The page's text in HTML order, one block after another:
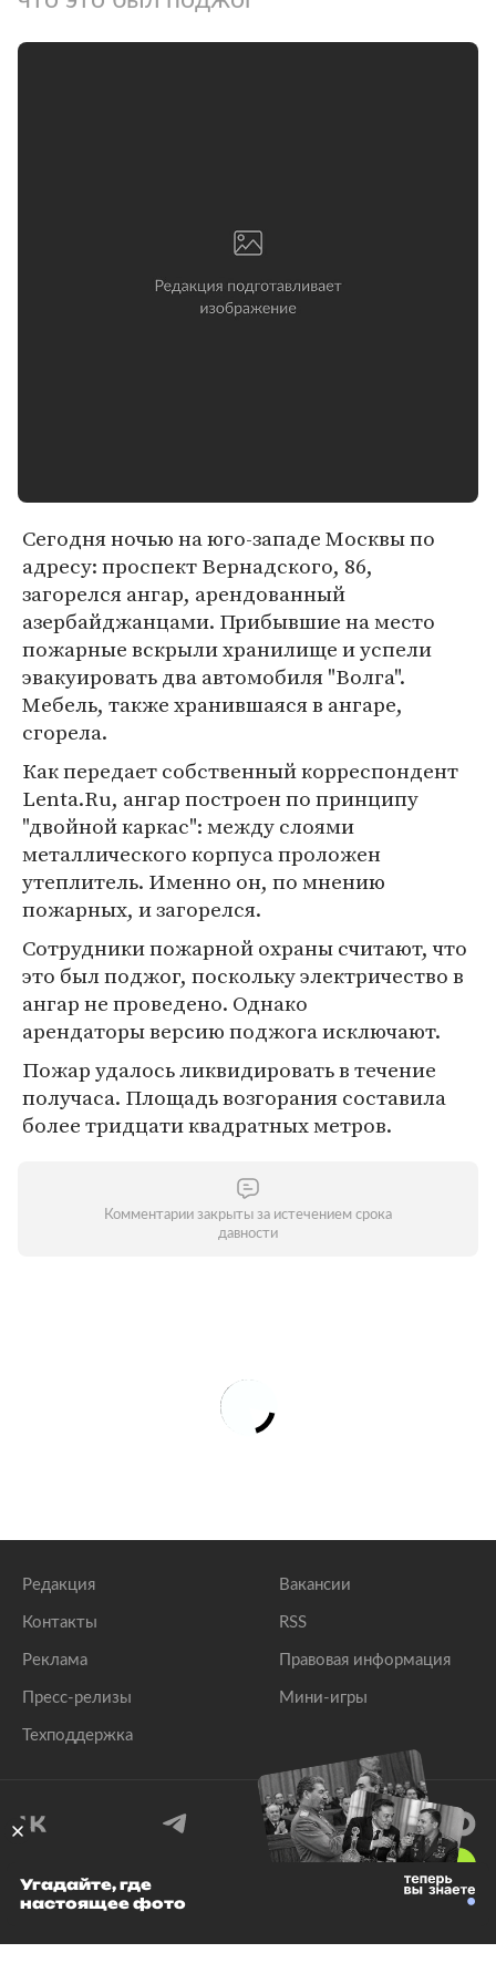
Сегодня ночью на юго-западе Москвы по
адресу: проспект Вернадского, 86,
загорелся ангар, арендованный
азербайджанцами. Прибывшие на место
пожарные вскрыли хранилище и успели
эвакуировать два автомобиля "Волга".
Мебель, также хранившаяся в ангаре,
сгорела.
Как передает собственный корреспондент
Lenta.Ru, ангар построен по принципу
"двойной каркас": между слоями
металлического корпуса проложен
утеплитель. Именно он, по мнению
пожарных, и загорелся.
Сотрудники пожарной охраны считают, что
это был поджог, поскольку электричество в
ангар не проведено. Однако
арендаторы версию поджога исключают.
Пожар удалось ликвидировать в течение
получаса. Площадь возгорания составила
более тридцати квадратных метров.
Комментарии закрыты за истечением срока
давности
Редакция
Контакты
Реклама
Пресс-релизы
Техподдержка
Вакансии
RSS
Правовая информация
Мини-игры
© 1999–2026 Все права защищены.
Угадайте, где
настоящее фото